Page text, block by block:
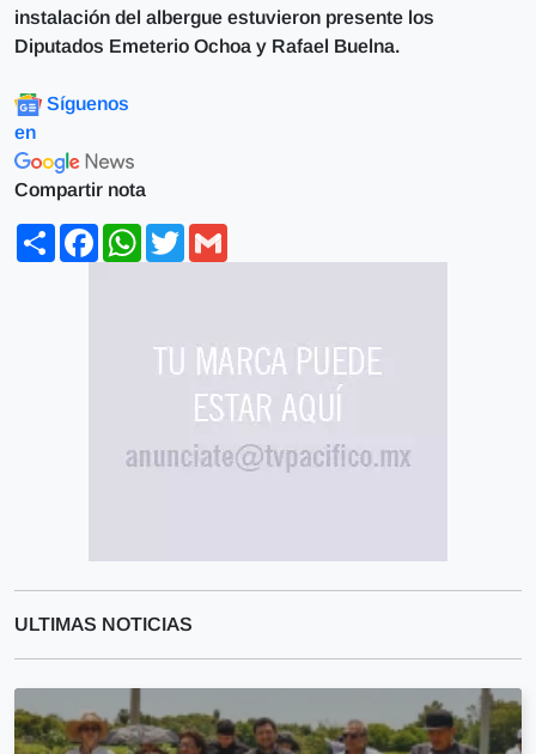
instalación del albergue estuvieron presente los
Diputados Emeterio Ochoa y Rafael Buelna.
Síguenos
en
Compartir nota
ShareFacebookWhatsApp
Twitter
ULTIMAS NOTICIAS